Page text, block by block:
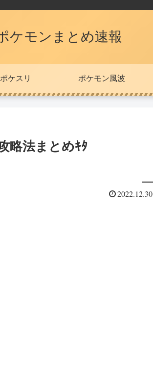
ケモンまとめ速報
ポケスリ ポケモン風波
略法まとめｷﾀ
2022.12.30